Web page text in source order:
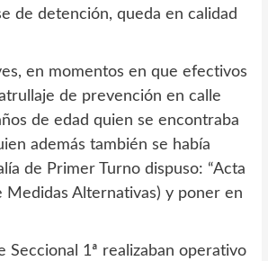
de detención, queda en calidad
en momentos en que efectivos
de prevención en calle
de edad quien se encontraba
además también se había
de Primer Turno dispuso: “Acta
Alternativas) y poner en
Seccional 1ª realizaban operativo